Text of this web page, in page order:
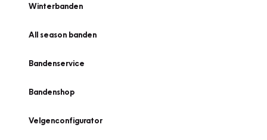
Winterbanden
All season banden
Bandenservice
Bandenshop
Velgenconfigurator